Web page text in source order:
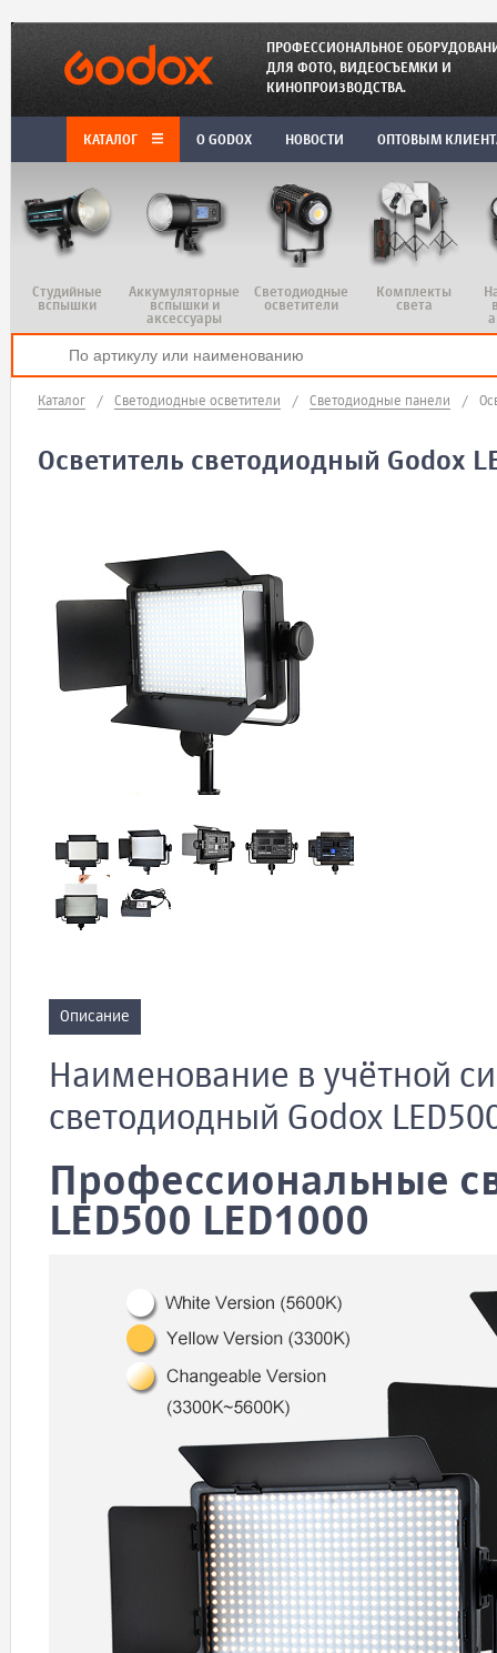
ПРОФЕССИОНАЛЬНОЕ
ДЛЯ ФОТО, ВИДЕОСЪЕМКИ И
КИНОПРОИЗВОДСТВА.
КАТАЛОГ O GODOX НОВОСТИ ОПТОВЫМ
Студийные
вспышки
Аккумуляторные
вспышки и
аксессуары
Светодиодные
осветители
Комплекты
света
Каталог / Светодиодные осветители / Светодиодные панели /
Осветитель светодиодный Godox
Описание
Наименование в учётной
светодиодный Godox
Профессиональные
LED500 LED1000